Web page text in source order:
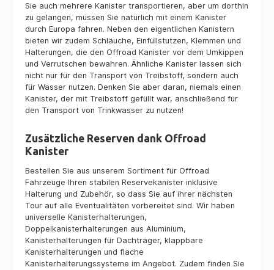
Sie auch mehrere Kanister transportieren, aber um dorthin
zu gelangen, müssen Sie natürlich mit einem Kanister
durch Europa fahren. Neben den eigentlichen Kanistern
bieten wir zudem Schläuche, Einfüllstutzen, Klemmen und
Halterungen, die den Offroad Kanister vor dem Umkippen
und Verrutschen bewahren. Ähnliche Kanister lassen sich
nicht nur für den Transport von Treibstoff, sondern auch
für Wasser nutzen. Denken Sie aber daran, niemals einen
Kanister, der mit Treibstoff gefüllt war, anschließend für
den Transport von Trinkwasser zu nutzen!
Zusätzliche Reserven dank Offroad
Kanister
Bestellen Sie aus unserem Sortiment für Offroad
Fahrzeuge Ihren stabilen Reservekanister inklusive
Halterung und Zubehör, so dass Sie auf ihrer nächsten
Tour auf alle Eventualitäten vorbereitet sind. Wir haben
universelle Kanisterhalterungen,
Doppelkanisterhalterungen aus Aluminium,
Kanisterhalterungen für Dachträger, klappbare
Kanisterhalterungen und flache
Kanisterhalterungssysteme im Angebot. Zudem finden Sie